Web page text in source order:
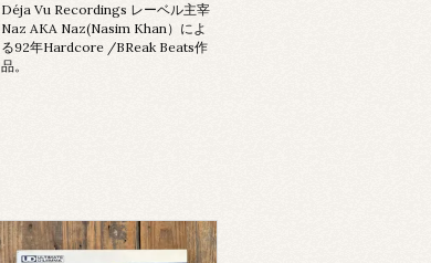
Déja Vu Recordings レーベル主宰
Naz AKA Naz(Nasim Khan）によ
る92年Hardcore /BReak Beats作
品。